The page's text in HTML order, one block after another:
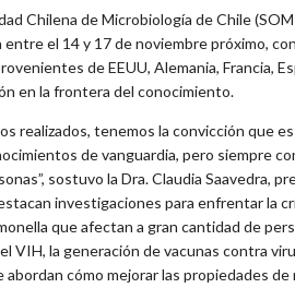
Chilena de Microbiología de Chile
entre el 14 y 17 de noviembre próximo,
de EEUU, Alemania, Francia,
en la frontera del conocimiento.
realizados, tenemos la convicción que
de vanguardia, pero siempre
sostuvo la Dra. Claudia Saavedra,
investigaciones para enfrentar la
que afectan a gran cantidad de
VIH, la generación de vacunas contra
abordan cómo mejorar las propiedades